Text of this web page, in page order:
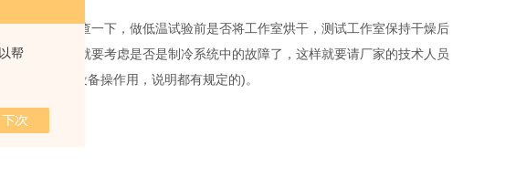
帮
者就要检查一下，做低温试验前是否将工作室烘干，测试工作室保持干燥后
述原因后，就要考虑是否是制冷系统中的故障了，这样就要请厂家的技术人员
足要求在设备操作用，说明都有规定的)。